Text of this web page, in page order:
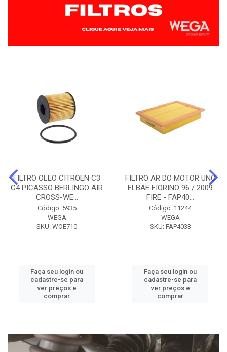
FILTRO OLEO CITROEN C3
C4 PICASSO BERLINGO AIR
CROSS-WE...
Código: 5935
WEGA
SKU: WOE710
Faça seu login ou
cadastre-se para
ver preços e
comprar
FILTRO AR DO MOTOR UNO
ELBAE FIORINO 96 / 2009
FIRE - FAP40...
Código: 11244
WEGA
SKU: FAP4033
Faça seu login ou
cadastre-se para
ver preços e
comprar